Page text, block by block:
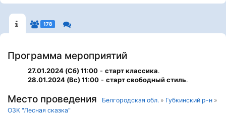
178
Программа мероприятий
27.01.2024 (Сб) 11:00 - старт классика.
28.01.2024 (Вс) 11:00 - старт свободный стиль.
Место проведения Белгородская обл. » Губкинский р-н »
ОЗК "Лесная сказка"